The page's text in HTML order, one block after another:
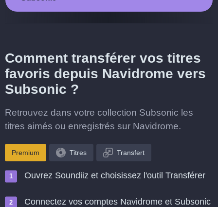
Comment transférer vos titres
favoris depuis Navidrome vers
Subsonic ?
Retrouvez dans votre collection Subsonic les
titres aimés ou enregistrés sur Navidrome.
Premium Titres Transfert
Ouvrez Soundiiz et choisissez l'outil Transférer
Connectez vos comptes Navidrome et Subsonic